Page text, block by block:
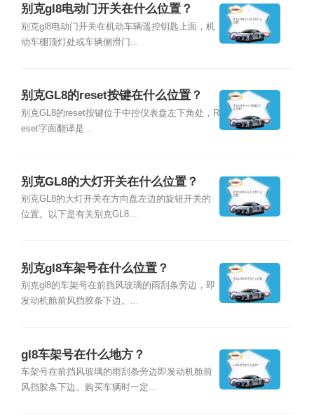
别克gl8电动门开关在什么位置？
别克gl8电动门开关在机动车辆遥控钥匙上面，机
动车棚顶灯处或车辆侧滑门...
别克GL8的reset按键在什么位置？
别克GL8的reset按键位于中控仪表盘左下角处，R
eset字面翻译是...
别克GL8的大灯开关在什么位置？
别克GL8的大灯开关在方向盘左边的旋钮开关的
位置。以下是有关别克GL8...
别克gl8车架号在什么位置？
别克gl8的车架号在前挡风玻璃的雨刮条旁边，即
发动机舱前风挡胶条下边。...
gl8车架号在什么地方？
车架号在前挡风玻璃的雨刮条旁边即发动机舱前
风挡胶条下边。购买车辆时一定...